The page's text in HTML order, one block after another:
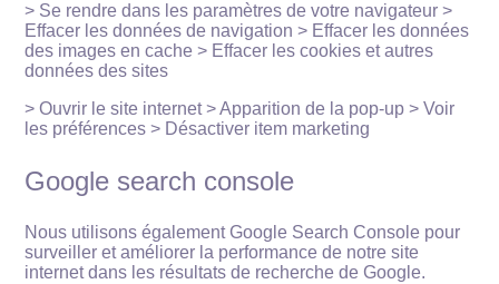
> Se rendre dans les paramètres de votre navigateur >
Effacer les données de navigation > Effacer les données
des images en cache > Effacer les cookies et autres
données des sites
> Ouvrir le site internet > Apparition de la pop-up > Voir
les préférences > Désactiver item marketing
Google search console
Nous utilisons également Google Search Console pour
surveiller et améliorer la performance de notre site
internet dans les résultats de recherche de Google.